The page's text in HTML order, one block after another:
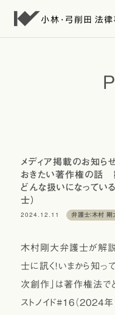
メディア掲載のお知ら
おきたい著作権の話
どんな扱いになっている
士）
2024.12.11 弁護士：木村 剛
木村剛大弁護士が解説
士に訊く！いまから知
次創作」は著作権法で
ストノイド#16（2024年